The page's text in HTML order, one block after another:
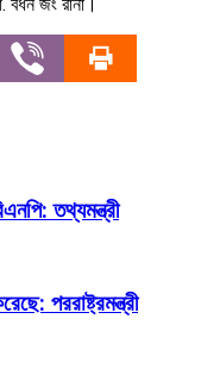
তথ্যমন্ত্রী
পররাষ্ট্রমন্ত্রী